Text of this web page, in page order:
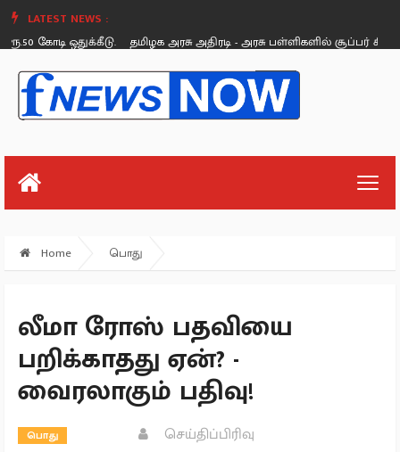
LATEST NEWS :
ஒதுக்கீடு.
தமிழக அரசு அதிரடி - அரசு பள்ளிகளில் சூப்பர் கிளீன்,
Saturday, August 26
Home பொது
லீமா ரோஸ் பதவியை
பறிக்காதது ஏன்? -
வைரலாகும் பதிவு!
பொது
செய்திப்பிரிவு